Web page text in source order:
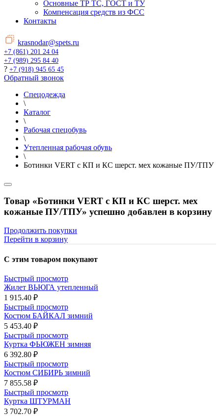
Основные ТР ТС, ГОСТ и ТУ
Компенсация средств из ФСС
Контакты
krasnodar@spets.ru
+7 (861) 201 24 04
+7 (989) 295 84 40
? +7 (918) 945 65 45
Обратный звонок
Спецодежда
\
Каталог
\
Рабочая спецобувь
\
Утепленная рабочая обувь
\
Ботинки VERT с КП и КС шерст. мех кожаные ПУ/ТПУ
Товар «Ботинки VERT с КП и КС шерст. мех
кожаные ПУ/ТПУ» успешно добавлен в корзину
Продолжить покупки
Перейти в корзину
С этим товаром покупают
Быстрый просмотр
Жилет ВЬЮГА утепленный
1 915.40 ₽
Быстрый просмотр
Костюм БАЙКАЛ зимний
5 453.40 ₽
Быстрый просмотр
Куртка ФЬЮЖЕН зимняя
6 392.80 ₽
Быстрый просмотр
Костюм СИБИРЬ зимний
7 855.58 ₽
Быстрый просмотр
Куртка ШТУРМАН
3 702.70 ₽